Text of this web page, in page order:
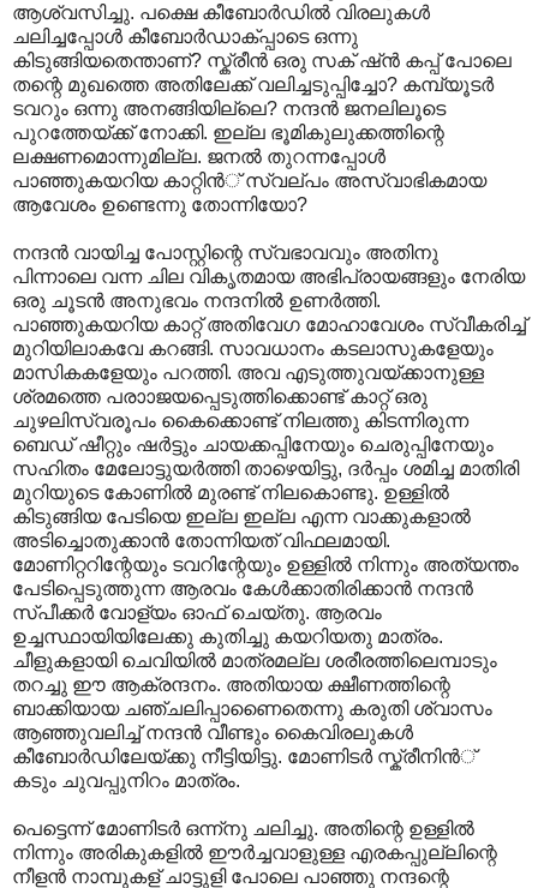
ആശ്വസിച്ചു. പക്ഷെ കീബോര്‍ഡില്‍ വിരലുകള്‍
ചലിച്ചപ്പോള്‍ കീബോര്‍ഡാക്പ്പാടെ ഒന്നു
കിടുങ്ങിയതെന്താണ്? സ്ക്രീന്‍ ഒരു സക് ഷ്ന്‍ കപ്പ് പോലെ
തന്റെ മുഖത്തെ അതിലേക്ക് വലിച്ചടുപ്പിച്ചോ? കമ്പ്യൂടര്‍
ടവറും ഒന്നു അനങ്ങിയില്ലെ? നന്ദന്‍ ജനലിലൂടെ
പുറത്തേയ്ക്ക് നോക്കി. ഇല്ല ഭൂമികുലുക്കത്തിന്റെ
ലക്ഷണമൊന്നുമില്ല. ജനല്‍ തുറന്നപ്പോള്‍
പാഞ്ഞുകയറിയ കാറ്റിന്‍് സ്വല്പം അസ്വാഭികമായ
ആവേശം ഉണ്ടെന്നു തോന്നിയോ?
നന്ദന്‍ വായിച്ച പോസ്റ്റിന്റെ സ്വഭാവവും അതിനു
പിന്നാലെ വന്ന ചില വികൃതമായ അഭിപ്രായങ്ങളും നേരിയ
ഒരു ചൂടന്‍ അനുഭവം നന്ദനില്‍ ഉണര്‍ത്തി.
പാഞ്ഞുകയറിയ കാറ്റ് അതിവേഗ മോഹാവേശം സ്വീകരിച്ച്
മുറിയിലാകവേ കറങ്ങി. സാവധാനം കടലാസുകളേയും
മാസികകളേയും പറത്തി. അവ എടുത്തുവയ്ക്കാനുള്ള
ശ്രമത്തെ പരാ‍ാജയപ്പെടുത്തിക്കൊണ്ട് കാറ്റ് ഒരു
ചുഴലിസ്വരൂപം കൈക്കൊണ്ട് നിലത്തു കിടന്നിരുന്ന
ബെഡ് ഷീറ്റും ഷര്‍ട്ടും ചായക്കപ്പിനേയും ചെരുപ്പിനേയും
സഹിതം മേലോട്ടുയര്‍ത്തി താഴെയിട്ടു, ദര്‍പ്പം ശമിച്ച മാതിരി
മുറിയുടെ കോണില്‍ മുരണ്ട് നിലകൊണ്ടു. ഉള്ളില്‍
കിടുങ്ങിയ പേടിയെ ഇല്ല ഇല്ല എന്ന വാക്കുകളാല്‍
അടിച്ചൊതുക്കാന്‍ തോന്നിയത് വിഫലമായി.
മോണിറ്ററിന്റേയും ടവറിന്റേയും ഉള്ളില്‍ നിന്നും അത്യന്തം
പേടിപ്പെടുത്തുന്ന ആരവം കേള്‍ക്കാതിരിക്കാന്‍ നന്ദന്‍
സ്പീക്കര്‍ വോള്യം ഓഫ് ചെയ്തു. ആരവം
ഉച്ചസ്ഥായിയിലേക്കു കുതിച്ചു കയറിയതു മാത്രം.
ചീളുകളായി ചെവിയില്‍ മാത്രമല്ല ശരീരത്തിലെമ്പാടും
തറച്ചു ഈ ആക്രന്ദനം. അതിയായ ക്ഷീണത്തിന്റെ
ബാക്കിയായ ചഞ്ചലിപ്പാണൈതെന്നു കരുതി ശ്വാസം
ആഞ്ഞുവലിച്ച് നന്ദന്‍ വീണ്ടും കൈവിരലുകള്‍
കീബോര്‍ഡിലേയ്ക്കു നീട്ടിയിട്ടു. മോണിടര്‍ സ്ക്രീനിന്‍് ‍
കടും ചുവപ്പുനിറം മാത്രം.
പെട്ടെന്ന് മോണിടര്‍ ഒന്ന്നു ചലിച്ചു. അതിന്റെ ഉള്ളില്‍
നിന്നും അരികുകളില്‍ ഈ‍ര്‍ച്ചവാളുള്ള എരകപ്പുല്ലിന്റെ
നീളന്‍ നാമ്പുകള് ‍ചാട്ടുളി പോലെ പാഞ്ഞു നന്ദന്റെ